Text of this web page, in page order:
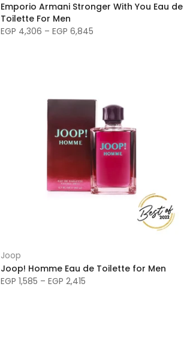
Emporio Armani Stronger With You Eau de
Toilette For Men
EGP 4,306 – EGP 6,845
Joop
Joop! Homme Eau de Toilette for Men
EGP 1,585 – EGP 2,415